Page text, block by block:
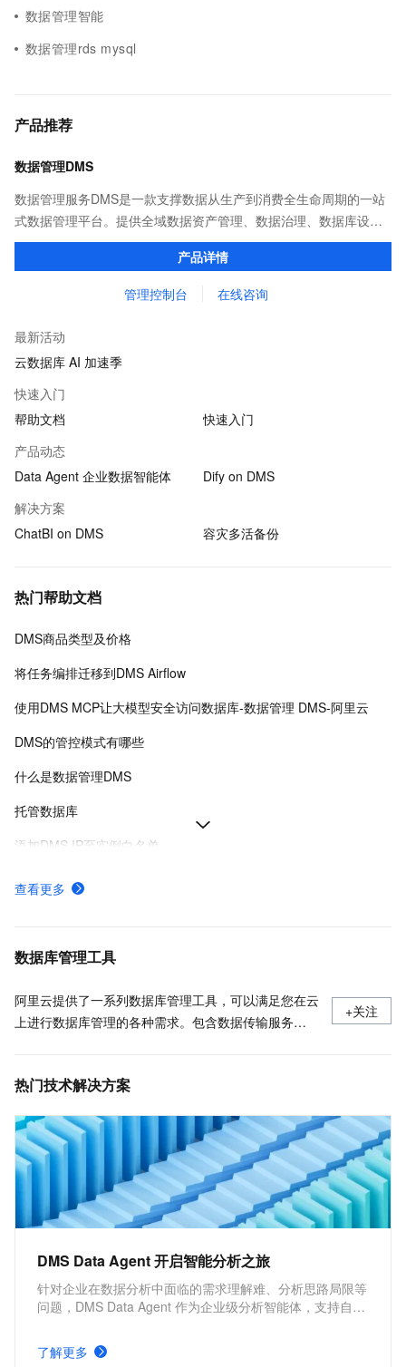
数据管理智能
数据管理rds mysql
产品推荐
数据管理DMS
数据管理服务DMS是一款支撑数据从生产到消费全生命周期的一站
式数据管理平台。提供全域数据资产管理、数据治理、数据库设计
开发、数据集成（数据迁移、实时同步、流批一体ETL）、数据开
发和任务调度，以及数据消费服务等能力。
产品详情
管理控制台 在线咨询
最新活动
云数据库 AI 加速季
快速入门
帮助文档
快速入门
产品动态
Data Agent 企业数据智能体
Dify on DMS
解决方案
ChatBI on DMS
容灾多活备份
热门帮助文档
DMS商品类型及价格
将任务编排迁移到DMS Airflow
使用DMS MCP让大模型安全访问数据库-数据管理 DMS-阿里云
DMS的管控模式有哪些
什么是数据管理DMS
托管数据库
添加DMS IP至实例白名单
各地域服务接入点与接入地址-数据管理DMS-阿里云
Data Agent for Analytics
查看更多
数据库管理工具
阿里云提供了一系列数据库管理工具，可以满足您在云
上进行数据库管理的各种需求。包含数据传输服务
+关注
热门技术解决方案
DMS Data Agent 开启智能分析之旅
针对企业在数据分析中面临的需求理解难、分析思路局限等
问题，DMS Data Agent 作为企业级分析智能体，支持自然
度，无论常规查询还是深度洞察，都能实现从人工探索向智
能辅助的转变，提升效率与分析深度。
了解更多